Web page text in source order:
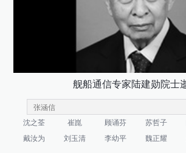
舰船通信专家陆建勋院士
沈之荃 崔崑 顾诵芬 苏哲子
戴汝为
刘玉清 李幼平 魏正耀